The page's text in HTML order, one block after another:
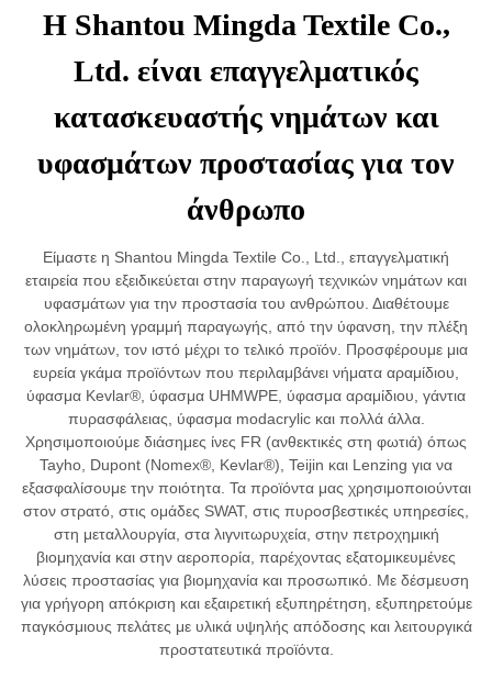
Η Shantou Mingda Textile Co.,
Ltd. είναι επαγγελματικός
κατασκευαστής νημάτων και
υφασμάτων προστασίας για τον
άνθρωπο
Είμαστε η Shantou Mingda Textile Co., Ltd., επαγγελματική
εταιρεία που εξειδικεύεται στην παραγωγή τεχνικών νημάτων και
υφασμάτων για την προστασία του ανθρώπου. Διαθέτουμε
ολοκληρωμένη γραμμή παραγωγής, από την ύφανση, την πλέξη
των νημάτων, τον ιστό μέχρι το τελικό προϊόν. Προσφέρουμε μια
ευρεία γκάμα προϊόντων που περιλαμβάνει νήματα αραμίδιου,
ύφασμα Kevlar®, ύφασμα UHMWPE, ύφασμα αραμίδιου, γάντια
πυρασφάλειας, ύφασμα modacrylic και πολλά άλλα.
Χρησιμοποιούμε διάσημες ίνες FR (ανθεκτικές στη φωτιά) όπως
Tayho, Dupont (Nomex®, Kevlar®), Teijin και Lenzing για να
εξασφαλίσουμε την ποιότητα. Τα προϊόντα μας χρησιμοποιούνται
στον στρατό, στις ομάδες SWAT, στις πυροσβεστικές υπηρεσίες,
στη μεταλλουργία, στα λιγνιτωρυχεία, στην πετροχημική
βιομηχανία και στην αεροπορία, παρέχοντας εξατομικευμένες
λύσεις προστασίας για βιομηχανία και προσωπικό. Με δέσμευση
για γρήγορη απόκριση και εξαιρετική εξυπηρέτηση, εξυπηρετούμε
παγκόσμιους πελάτες με υλικά υψηλής απόδοσης και λειτουργικά
προστατευτικά προϊόντα.